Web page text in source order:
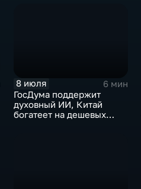
8 июля
6 мин
ГосДума поддержит
духовный ИИ, Китай
богатеет на дешевых